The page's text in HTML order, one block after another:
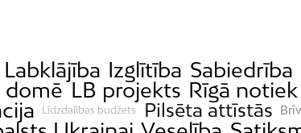
Labklājība Izglītība Sabiedrība
domē LB projekts Rīgā notiek
Līdzdalības budžets Pilsēta attīstās